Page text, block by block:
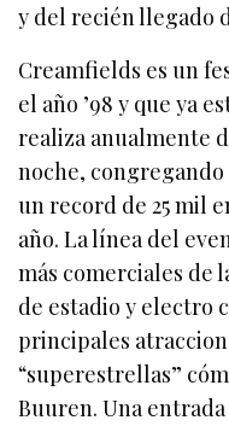
y del recién llegado
Creamfields es un
el año ’98 y que ya
realiza anualmente
noche, congregando
un record de 25 mil
año. La línea del
más comerciales de
de estadio y electro
principales
“superestrellas”
Buuren. Una